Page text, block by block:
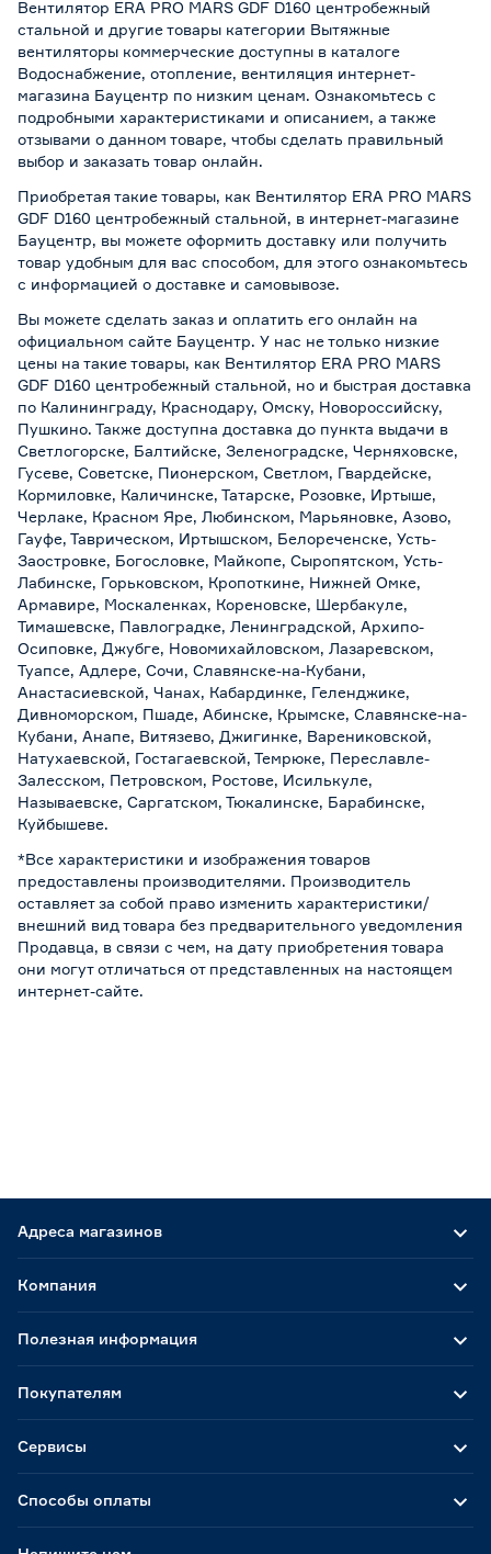
Вентилятор ERA PRO MARS GDF D160 центробежный
стальной и другие товары категории Вытяжные
вентиляторы коммерческие доступны в каталоге
Водоснабжение, отопление, вентиляция интернет-
магазина Бауцентр по низким ценам. Ознакомьтесь с
подробными характеристиками и описанием, а также
отзывами о данном товаре, чтобы сделать правильный
выбор и заказать товар онлайн.
Приобретая такие товары, как Вентилятор ERA PRO MARS
GDF D160 центробежный стальной, в интернет-магазине
Бауцентр, вы можете оформить доставку или получить
товар удобным для вас способом, для этого ознакомьтесь
с информацией о доставке и самовывозе.
Вы можете сделать заказ и оплатить его онлайн на
официальном сайте Бауцентр. У нас не только низкие
цены на такие товары, как Вентилятор ERA PRO MARS
GDF D160 центробежный стальной, но и быстрая доставка
по Калининграду, Краснодару, Омску, Новороссийску,
Пушкино. Также доступна доставка до пункта выдачи в
Светлогорске, Балтийске, Зеленоградске, Черняховске,
Гусеве, Советске, Пионерском, Светлом, Гвардейске,
Кормиловке, Каличинске, Татарске, Розовке, Иртыше,
Черлаке, Красном Яре, Любинском, Марьяновке, Азово,
Гауфе, Таврическом, Иртышском, Белореченске, Усть-
Заостровке, Богословке, Майкопе, Сыропятском, Усть-
Лабинске, Горьковском, Кропоткине, Нижней Омке,
Армавире, Москаленках, Кореновске, Шербакуле,
Тимашевске, Павлоградке, Ленинградской, Архипо-
Осиповке, Джубге, Новомихайловском, Лазаревском,
Туапсе, Адлере, Сочи, Славянске-на-Кубани,
Анастасиевской, Чанах, Кабардинке, Геленджике,
Дивноморском, Пшаде, Абинске, Крымске, Славянске-на-
Кубани, Анапе, Витязево, Джигинке, Варениковской,
Натухаевской, Гостагаевской, Темрюке, Переславле-
Залесском, Петровском, Ростове, Исилькуле,
Называевске, Саргатском, Тюкалинске, Барабинске,
Куйбышеве.
*Все характеристики и изображения товаров
предоставлены производителями. Производитель
оставляет за собой право изменить характеристики/
внешний вид товара без предварительного уведомления
Продавца, в связи с чем, на дату приобретения товара
они могут отличаться от представленных на настоящем
интернет-сайте.
Адреса магазинов
Способы оплаты
Компания
Полезная информация
Покупателям
Сервисы